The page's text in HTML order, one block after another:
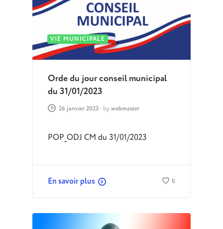
VIE MUNICIPALE
Orde du jour conseil municipal
du 31/01/2023
26 janvier 2023- by webmaster
POP_ODJ CM du 31/01/2023
En savoir plus 0